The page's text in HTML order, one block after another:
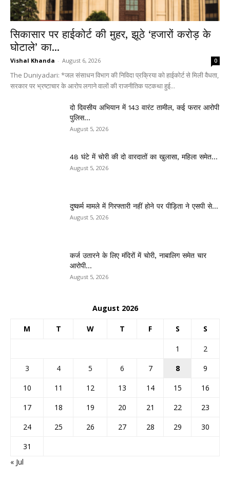
सिकासार पर हाईकोर्ट की मुहर, झूठे ‘हजारों करोड़ के
घोटाले’ का...
Vishal Khanda - August 6, 2026 0
The Duniyadari: *जल संसाधन विभाग की निविदा प्रक्रिया को हाईकोर्ट से मिली वैधता,
सरकार पर भ्रष्टाचार के आरोप लगाने वालों की राजनीतिक पटकथा हुई...
दो दिवसीय अभियान में 143 वारंट तामील, कई फरार आरोपी
पुलिस...
August 5, 2026
48 घंटे में चोरी की दो वारदातों का खुलासा, महिला समेत...
August 5, 2026
दुष्कर्म मामले में गिरफ्तारी नहीं होने पर पीड़िता ने एसपी से...
August 5, 2026
कर्ज उतारने के लिए मंदिरों में चोरी, नाबालिग समेत चार
आरोपी...
August 5, 2026
August 2026
M T W T F S S
1
2
3
4 5 6 7 8
9
10
11 12 13 14 15
16
17
18 19 20 21 22
23
24
25 26 27 28 29
30
31
« Jul